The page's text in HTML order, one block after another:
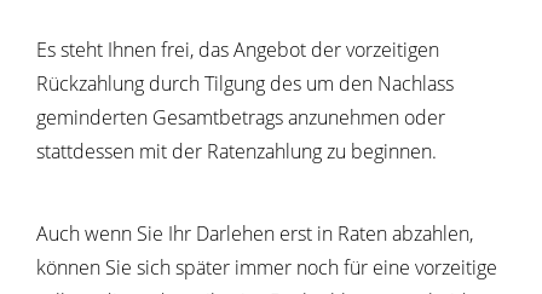
Es steht Ihnen frei, das Angebot der vorzeitigen
Rückzahlung durch Tilgung des um den Nachlass
geminderten Gesamtbetrags anzunehmen oder
stattdessen mit der Ratenzahlung zu beginnen.
Auch wenn Sie Ihr Darlehen erst in Raten abzahlen,
können Sie sich später immer noch für eine vorzeitige